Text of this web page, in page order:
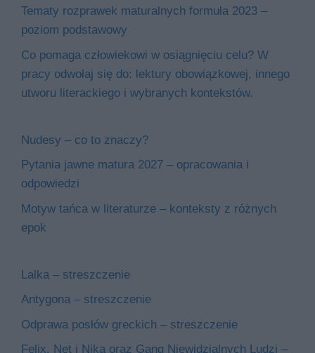
Tematy rozprawek maturalnych formuła 2023 –
poziom podstawowy
Co pomaga człowiekowi w osiągnięciu celu? W
pracy odwołaj się do: lektury obowiązkowej, innego
utworu literackiego i wybranych kontekstów.
Nudesy – co to znaczy?
Pytania jawne matura 2027 – opracowania i
odpowiedzi
Motyw tańca w literaturze – konteksty z różnych
epok
Lalka – streszczenie
Antygona – streszczenie
Odprawa posłów greckich – streszczenie
Felix, Net i Nika oraz Gang Niewidzialnych Ludzi –